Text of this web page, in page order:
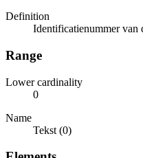
Definition
Identificatienummer van
Range
Lower cardinality
0
Name
Tekst (0)